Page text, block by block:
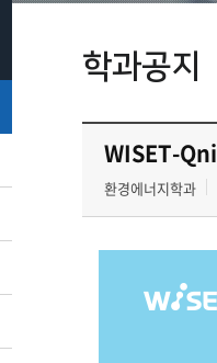
학과공지
WISET-
환경에너지학과